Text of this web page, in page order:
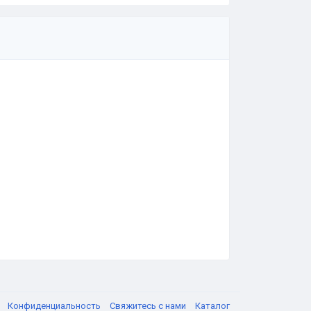
Конфиденциальность Свяжитесь с нами Каталог